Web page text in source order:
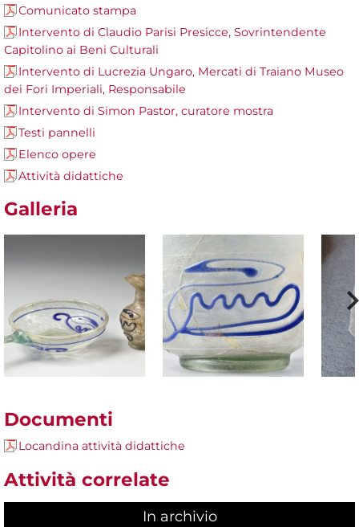
Comunicato stampa
Intervento di Claudio Parisi Presicce, Sovrintendente
Capitolino ai Beni Culturali
Intervento di Lucrezia Ungaro, Mercati di Traiano Museo
dei Fori Imperiali, Responsabile
Intervento di Simon Pastor, curatore mostra
Testi pannelli
Elenco opere
Attività didattiche
Galleria
Documenti
Locandina attività didattiche
Attività correlate
In archivio